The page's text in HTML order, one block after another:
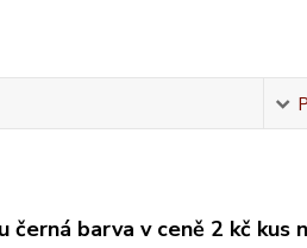
černá barva v ceně 2 kč kus